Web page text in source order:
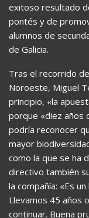
exitoso resultado
pontés y de
alumnos de
de Galicia.
Tras el recorrido
Noroeste, Miguel
principio, «la
porque «diez años
podría reconocer
mayor
como la que se ha
directivo también
la compañía: «Es
Llevamos 45 años
continuar. Buena